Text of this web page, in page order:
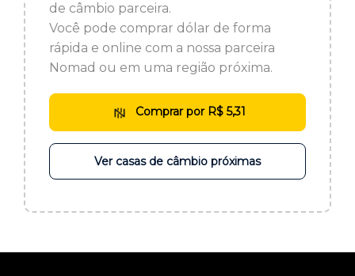
de câmbio parceira.
Você pode comprar dólar de forma
rápida e online com a nossa parceira
Nomad ou em uma região próxima.
Comprar por R$ 5,31
Ver casas de câmbio próximas